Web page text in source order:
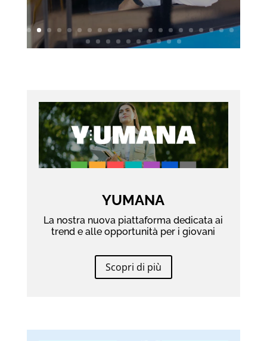
YUMANA
La nostra nuova piattaforma dedicata ai
trend e alle opportunità per i giovani
Scopri di più